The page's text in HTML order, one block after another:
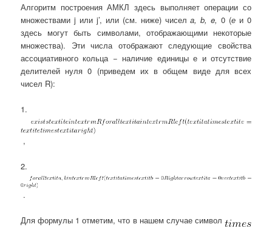
Алгоритм построения АМКЛ здесь выполняет операции со
множествами j или j’, или (см. ниже) чиселa,b,e, 0 (е и 0
здесь могут быть символами, отображающими некоторые
множества). Эти числа отображают следующие свойства
ассоциативного кольца − наличие единицы е и отсутствие
делителей нуля 0 (приведем их в общем виде для всех
чисел R):
1.
,
2.
.
Для формулы 1 отметим, что в нашем случае символ